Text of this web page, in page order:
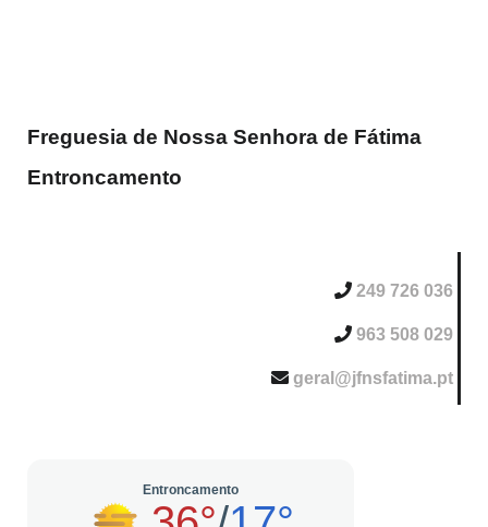
Freguesia de Nossa Senhora de Fátima
Entroncamento
249 726 036
963 508 029
geral@jfnsfatima.pt